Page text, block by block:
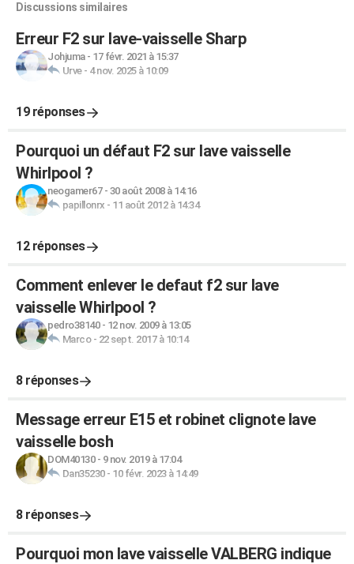
Discussions similaires
Erreur F2 sur lave-vaisselle Sharp
Johjuma- 17 févr. 2021 à 15:37
Urve- 4 nov. 2025 à 10:09
19 réponses
Pourquoi un défaut F2 sur lave vaisselle
Whirlpool ?
neogamer67- 30 août 2008 à 14:16
papillonrx - 11 août 2012 à 14:34
12 réponses
Comment enlever le defaut f2 sur lave
vaisselle Whirlpool ?
pedro38140- 12 nov. 2009 à 13:05
Marco- 22 sept. 2017 à 10:14
8 réponses
Message erreur E15 et robinet clignote lave
vaisselle bosh
DOM40130- 9 nov. 2019 à 17:04
Dan35230- 10 févr. 2023 à 14:49
8 réponses
Pourquoi mon lave vaisselle VALBERG indique